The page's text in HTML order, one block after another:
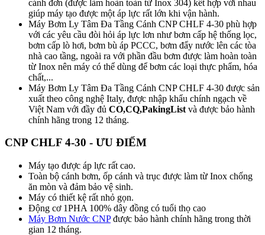
cánh đơn (được làm hoàn toàn từ Inox 304) kết hợp với nhau
giúp máy tạo được một áp lực rất lớn khi vận hành.
Máy Bơm Ly Tâm Đa Tầng Cánh CNP CHLF 4-30 phù hợp
với các yêu cầu đòi hỏi áp lực lơn như bơm cấp hệ thống lọc,
bơm cấp lò hơi, bơm bù áp PCCC, bơm đẩy nước lên các tòa
nhà cao tầng, ngoài ra với phần đầu bơm được làm hoàn toàn
từ Inox nên máy có thể dùng để bơm các loại thực phẩm, hóa
chất,...
Máy Bơm Ly Tâm Đa Tầng Cánh CNP CHLF 4-30 được sản
xuất theo công nghệ Italy, được nhập khẩu chính ngạch về
Việt Nam với đầy đủ CO,CQ,PakingList và được bảo hành
chính hãng trong 12 tháng.
CNP CHLF 4-30 - ƯU ĐIỂM
Máy tạo được áp lực rất cao.
Toàn bộ cánh bơm, ốp cánh và trục được làm từ Inox chống
ăn mòn và đảm bảo vệ sinh.
Máy có thiết kệ rất nhỏ gọn.
Động cơ 1PHA 100% dây đồng có tuổi thọ cao
Máy Bơm Nước CNPđược bảo hành chính hãng trong thời
gian 12 tháng.